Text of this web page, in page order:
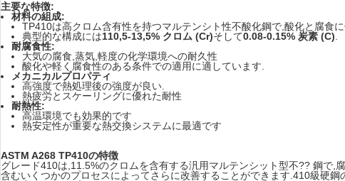
主要な特徴:
材料の組成:
TP410は高クロム含有性を持つマルテンシト性不酸化鋼で,酸化と腐食
典型的な構成には110,5-13,5% クロム (Cr)そして0.08-0.15% 炭素 (C)
耐腐食性:
大気の腐食,蒸気,軽度の化学環境への耐久性
酸化や軽く腐食性のある条件での適用に適しています.
メカニカルプロパティ
高強度で熱処理後の強度が良い.
熱疲労とスケーリングに優れた耐性
耐熱性:
高温環境でも効果的です
熱安定性が重要な熱交換システムに最適です
ASTM A268 TP410の特徴
グレード410は,11.5%のクロムを含有する汎用マルテンシット型不?? 鋼で,
含むいくつかのプロセスによってさらに改善することができます.410級硬